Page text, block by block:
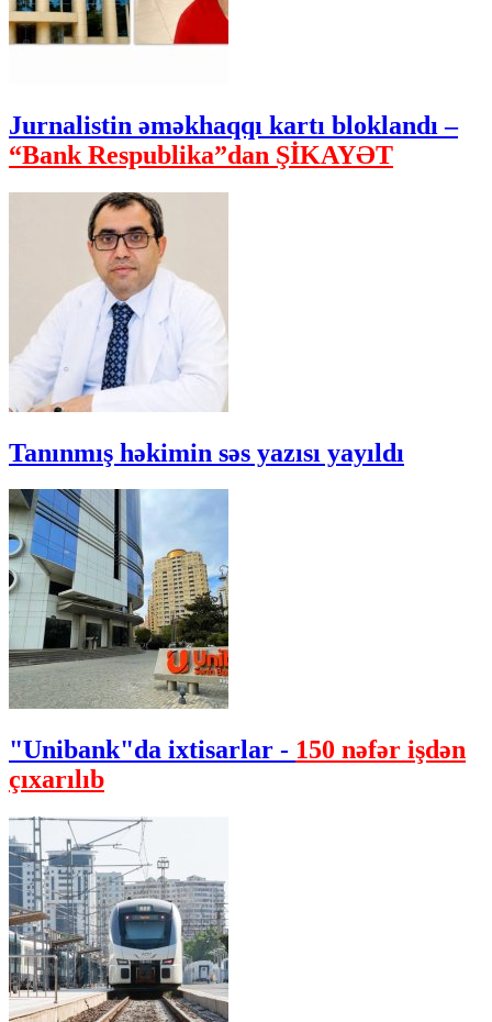
Jurnalistin əməkhaqqı kartı bloklandı –
“Bank Respublika”dan ŞİKAYƏT
Tanınmış həkimin səs yazısı yayıldı
"Unibank"da ixtisarlar - 150 nəfər işdən
çıxarılıb